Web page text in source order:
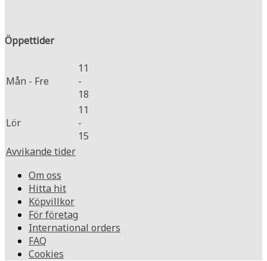
Öppettider
Mån - Fre
11
-
18
Lör
11
-
15
Avvikande tider
Om oss
Hitta hit
Köpvillkor
För företag
International orders
FAQ
Cookies